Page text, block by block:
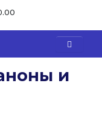
и